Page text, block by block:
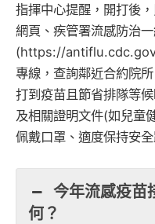
指揮中心提醒，開打後
網頁、疾管署流感防治
(https://
專線，查詢鄰近合約院
打到疫苗且節省排隊等
及相關證明文件(如兒童
佩戴口罩、適度保持安
今年流感疫苗
何？